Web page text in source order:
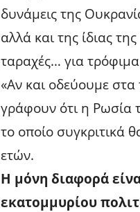
δυνάμεις της
αλλά και της ίδιας
ταραχές… για
«Αν και οδεύουμε
γράφουν ότι η Ρωσία
το οποίο συγκριτικά
ετών.
Η μόνη διαφορά
εκατομμυρίου